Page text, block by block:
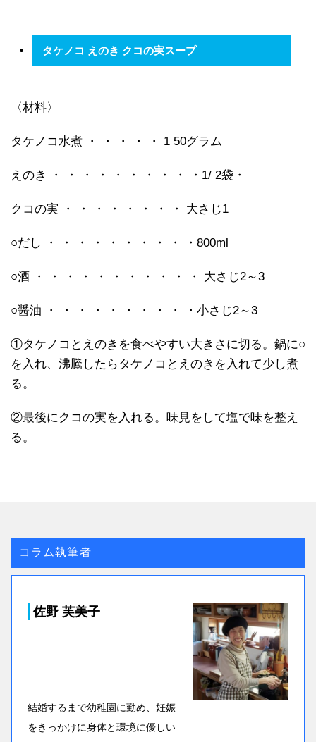
タケノコ えのき クコの実スープ
〈材料〉
タケノコ水煮 ・ ・ ・ ・ ・ 1 50グラム
えのき ・ ・ ・ ・ ・ ・ ・ ・ ・ ・1/ 2袋・
クコの実 ・ ・ ・ ・ ・ ・ ・ ・ 大さじ1
○だし ・ ・ ・ ・ ・ ・ ・ ・ ・ ・800ml
○酒 ・ ・ ・ ・ ・ ・ ・ ・ ・ ・ ・ 大さじ2～3
○醤油 ・ ・ ・ ・ ・ ・ ・ ・ ・ ・小さじ2～3
①タケノコとえのきを食べやすい大きさに切る。鍋に○
を入れ、沸騰したらタケノコとえのきを入れて少し煮
る。
②最後にクコの実を入れる。味見をして塩で味を整え
る。
コラム執筆者
佐野 芙美子
結婚するまで幼稚園に勤め、妊娠
をきっかけに身体と環境に優しい